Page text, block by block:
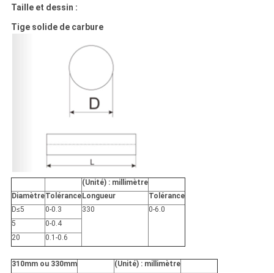
Taille et dessin :
Tige solide de carbure
(Unité) : millimètre
DiamètreTolérance Longueur
Tolérance
D≤5
0-0.3 330
0-6.0
5
0-0.4
20
0.1-0.6
310mm ou 330mm
(Unité) : millimètre